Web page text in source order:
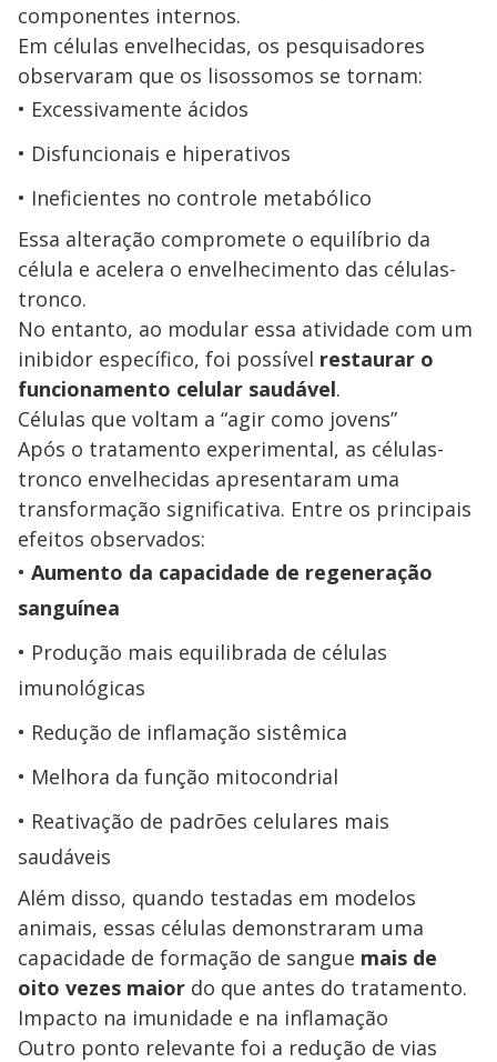
componentes internos.
Em células envelhecidas, os pesquisadores
observaram que os lisossomos se tornam:
Excessivamente ácidos
Disfuncionais e hiperativos
Ineficientes no controle metabólico
Essa alteração compromete o equilíbrio da
célula e acelera o envelhecimento das células-
tronco.
No entanto, ao modular essa atividade com um
inibidor específico, foi possível restaurar o
funcionamento celular saudável.
Células que voltam a “agir como jovens”
Após o tratamento experimental, as células-
tronco envelhecidas apresentaram uma
transformação significativa. Entre os principais
efeitos observados:
Aumento da capacidade de regeneração
sanguínea
Produção mais equilibrada de células
imunológicas
Redução de inflamação sistêmica
Melhora da função mitocondrial
Reativação de padrões celulares mais
saudáveis
Além disso, quando testadas em modelos
animais, essas células demonstraram uma
capacidade de formação de sangue mais de
oito vezes maior do que antes do tratamento.
Impacto na imunidade e na inflamação
Outro ponto relevante foi a redução de vias